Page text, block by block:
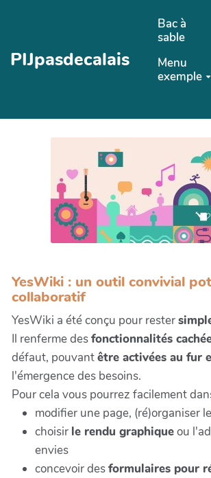
PIJpasdecalais
Bac à
sable
Menu
exemple
YesWiki : un outil convivial
collaboratif
YesWiki a été conçu pour rester
Il renferme desfonctionnalités
défaut, pouvantêtre activées au fur
l'émergence des besoins.
Pour cela vous pourrez facilement
modifier une page, (ré)organiser
choisir le rendu graphiqueou
envies
concevoir desformulaires pour